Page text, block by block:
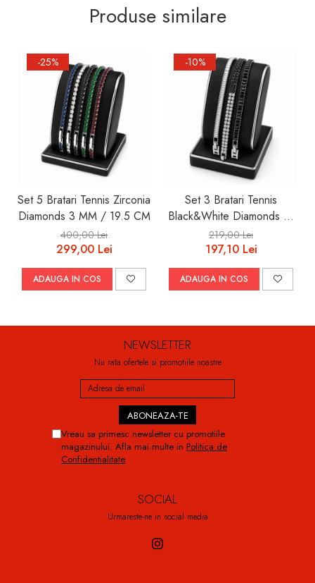
Produse similare
-25%
Set 5 Bratari Tennis Zirconia
Diamonds 3 MM / 19.5 CM
400,00 Lei
299,00 Lei
ADAUGA IN COS
-10%
Set 3 Bratari Tennis
Black&White Diamonds 19
CM
219,00 Lei
197,10 Lei
ADAUGA IN COS
NEWSLETTER
Nu rata ofertele si promotiile noastre
Vreau sa primesc newsletter cu promotiile
magazinului. Afla mai multe in Politica de
Confidentialitate
SOCIAL
Urmareste-ne in social media